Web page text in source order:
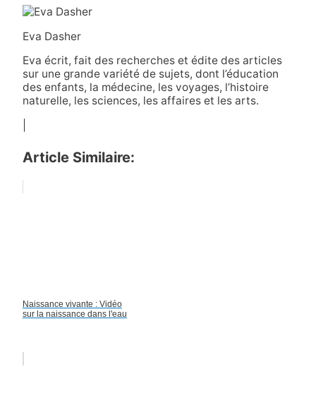
Eva Dasher
Eva écrit, fait des recherches et édite des articles
sur une grande variété de sujets, dont l’éducation
des enfants, la médecine, les voyages, l’histoire
naturelle, les sciences, les affaires et les arts.
Article Similaire:
Naissance vivante : Vidéo
sur la naissance dans l'eau